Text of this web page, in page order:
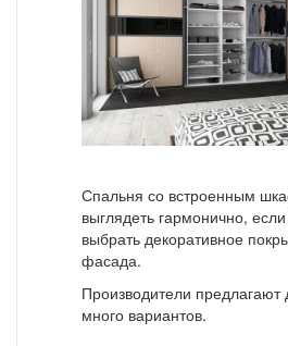
Спальня со встроенным
выглядеть гармонично,
выбрать декоративное
фасада.
Производители предлагают
много вариантов.